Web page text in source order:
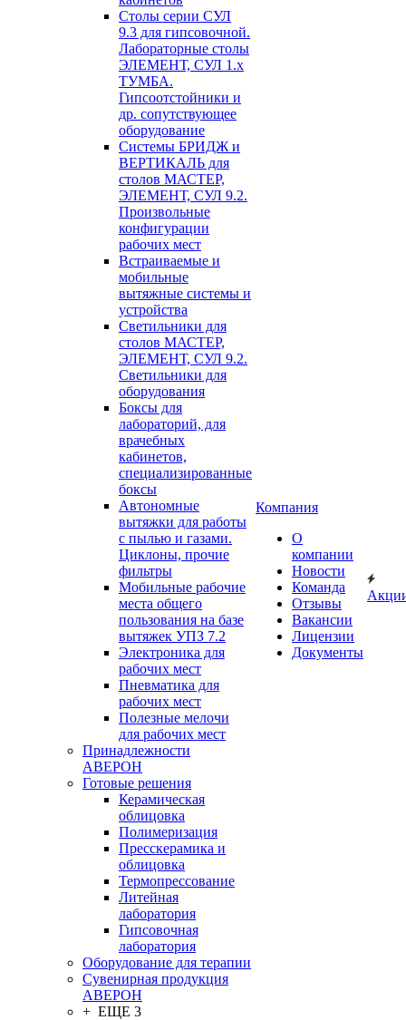
Столы серии СУЛ
9.3 для гипсовочной.
Лабораторные столы
ЭЛЕМЕНТ, СУЛ 1.х
ТУМБА.
Гипсоотстойники и
др. сопутствующее
оборудование
Системы БРИДЖ и
ВЕРТИКАЛЬ для
столов МАСТЕР,
ЭЛЕМЕНТ, СУЛ 9.2.
Произвольные
конфигурации
рабочих мест
Встраиваемые и
мобильные
вытяжные системы и
устройства
Светильники для
столов МАСТЕР,
ЭЛЕМЕНТ, СУЛ 9.2.
Светильники для
оборудования
Боксы для
лабораторий, для
врачебных
кабинетов,
специализированные
боксы
Автономные
вытяжки для работы
с пылью и газами.
Циклоны, прочие
фильтры
Мобильные рабочие
места общего
пользования на базе
вытяжек УПЗ 7.2
Электроника для
рабочих мест
Пневматика для
рабочих мест
Полезные мелочи
для рабочих мест
Принадлежности
АВЕРОН
Готовые решения
Керамическая
облицовка
Полимеризация
Пресскерамика и
облицовка
Термопрессование
Литейная
лаборатория
Гипсовочная
лаборатория
Оборудование для терапии
Сувенирная продукция
АВЕРОН
+ ЕЩЕ 3
Компания
О
компании
Новости
Команда
Отзывы
Вакансии
Лицензии
Документы